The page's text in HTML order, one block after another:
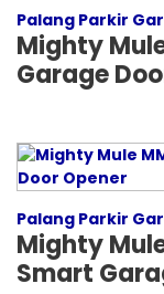
Palang Parkir
Mighty
Garage
Palang Parkir
Mighty
Smart